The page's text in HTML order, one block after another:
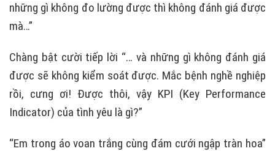
những gì không đo lường được thì không đánh giá được
mà…”
Chàng bật cười tiếp lời “… và những gì không đánh giá
được sẽ không kiểm soát được. Mắc bệnh nghề nghiệp
rồi, cưng ơi! Được thôi, vậy KPI (Key Performance
Indicator) của tình yêu là gì?”
“Em trong áo voan trắng cùng đám cưới ngập tràn hoa”